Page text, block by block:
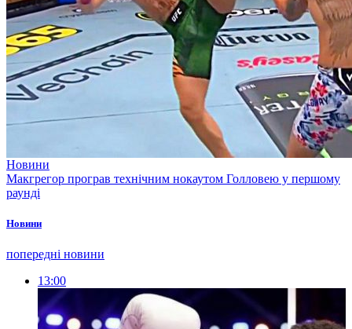
Новини
Макгрегор програв технічним нокаутом Голловею у першому
раунді
Новини
попередні новини
13:00